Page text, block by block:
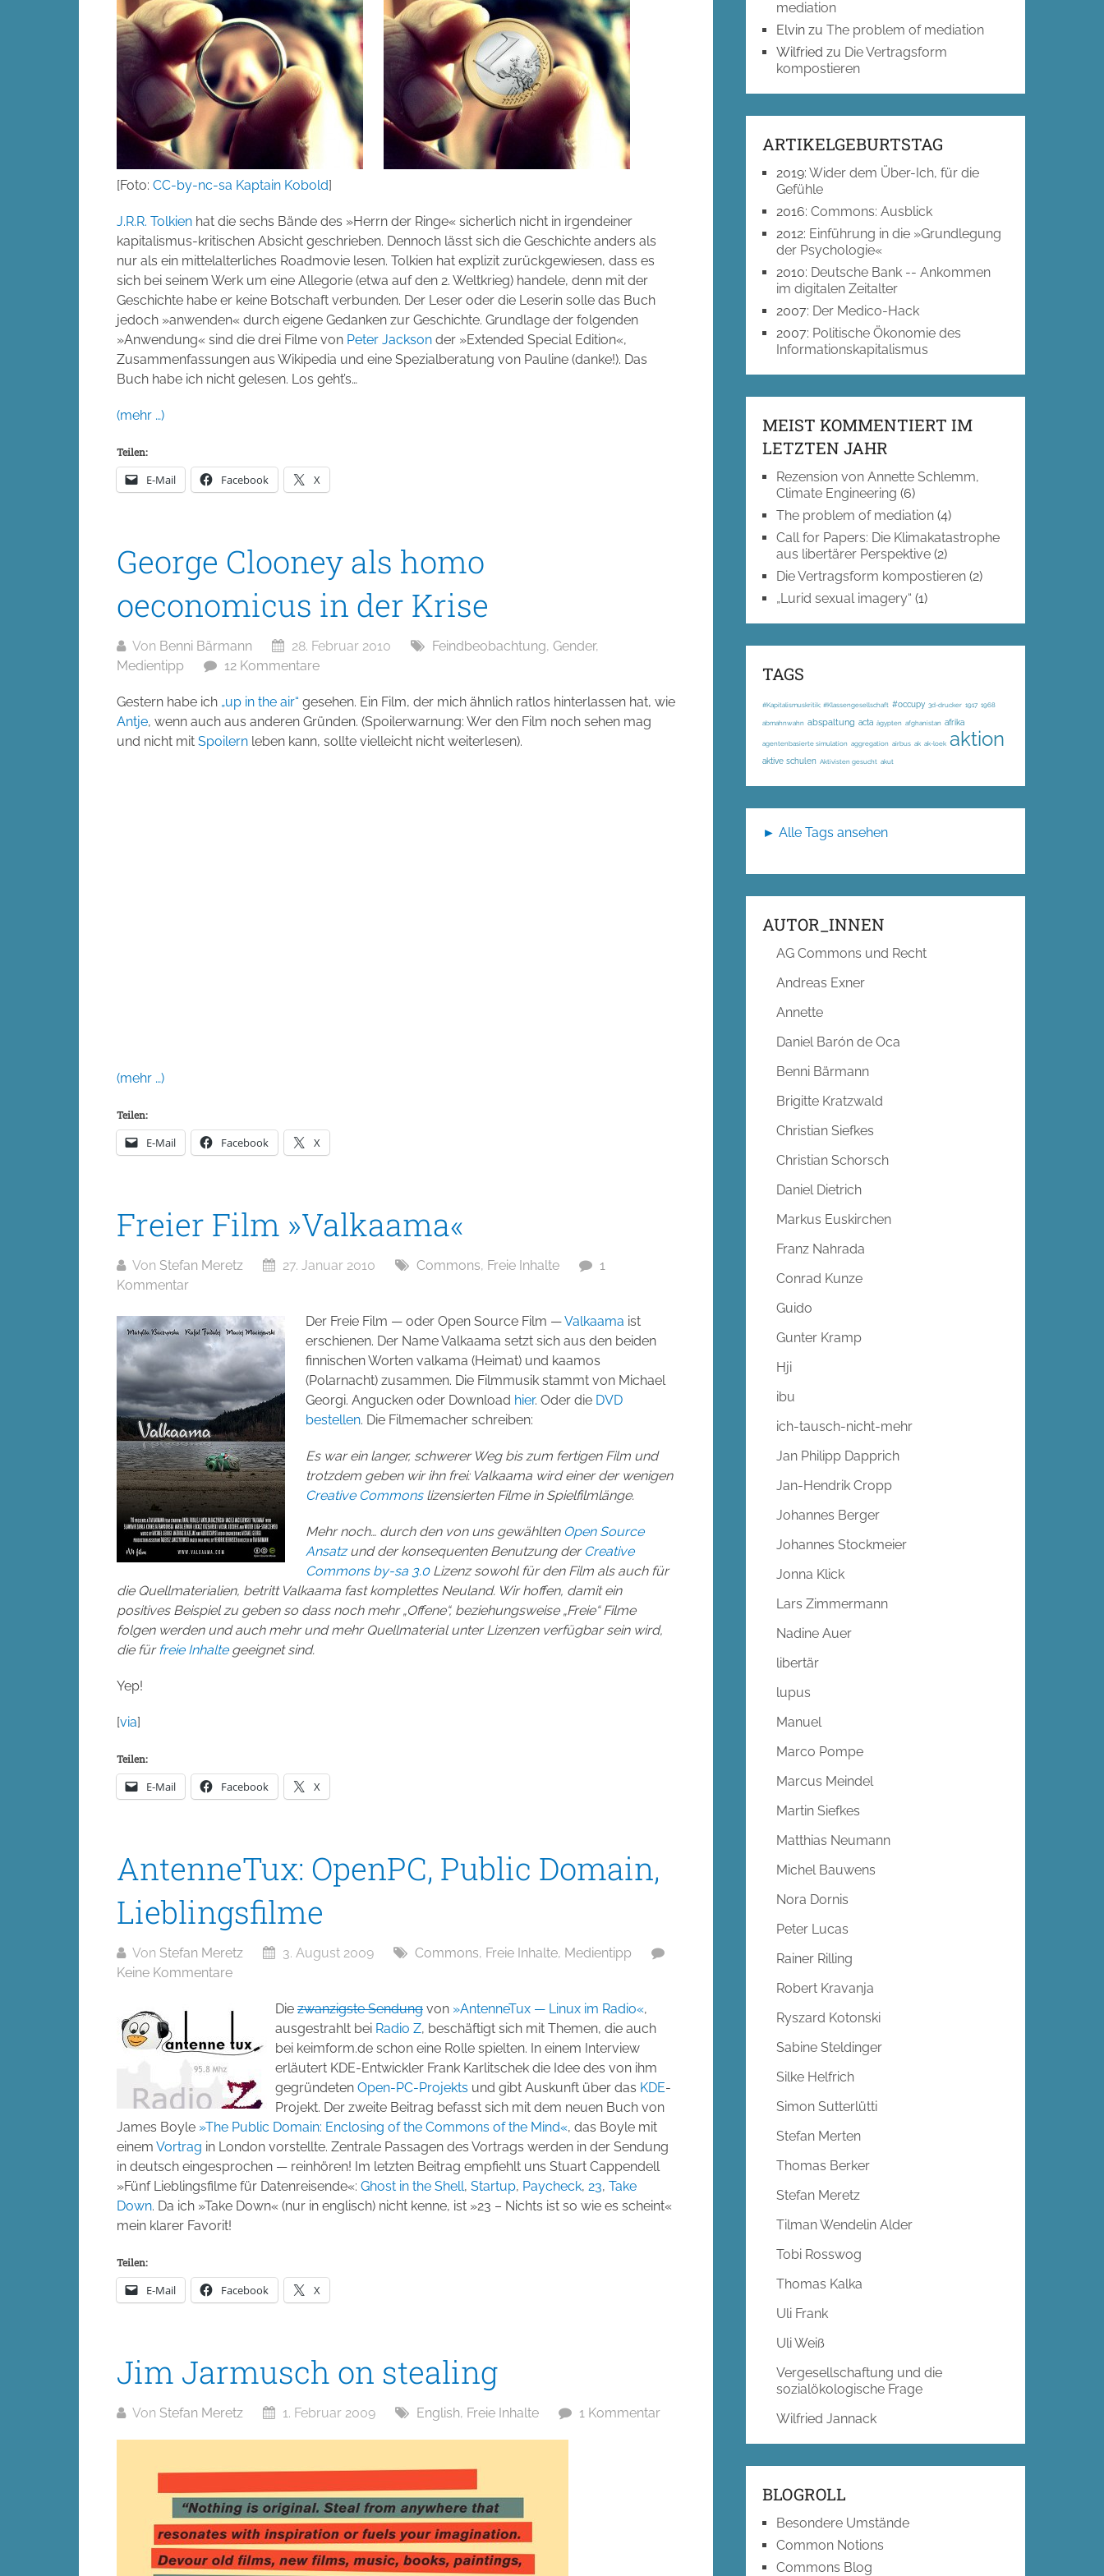
[Foto: CC-by-nc-sa Kaptain Kobold]
J.R.R. Tolkien hat die sechs Bände des »Herrn der Ringe« sicherlich nicht in irgendeiner
kapitalismus-kritischen Absicht geschrieben. Dennoch lässt sich die Geschichte anders als
nur als ein mittelalterliches Roadmovie lesen. Tolkien hat explizit zurückgewiesen, dass es
sich bei seinem Werk um eine Allegorie (etwa auf den 2. Weltkrieg) handele, denn mit der
Geschichte habe er keine Botschaft verbunden. Der Leser oder die Leserin solle das Buch
jedoch »anwenden« durch eigene Gedanken zur Geschichte. Grundlage der folgenden
»Anwendung« sind die drei Filme von Peter Jackson der »Extended Special Edition«,
Zusammenfassungen aus Wikipedia und eine Spezialberatung von Pauline (danke!). Das
Buch habe ich nicht gelesen. Los geht’s…
(mehr …)
Teilen:
E-Mail Facebook X
George Clooney als homo
oeconomicus in der Krise
Von Benni Bärmann 28. Februar 2010 Feindbeobachtung, Gender,
Medientipp
12 Kommentare
Gestern habe ich „up in the air“ gesehen. Ein Film, der mich ähnlich ratlos hinterlassen hat, wie
Antje, wenn auch aus anderen Gründen. (Spoilerwarnung: Wer den Film noch sehen mag
und nicht mit Spoilern leben kann, sollte vielleicht nicht weiterlesen).
(mehr …)
Teilen:
E-Mail Facebook X
Freier Film »Valkaama«
Von Stefan Meretz 27. Januar 2010 Commons, Freie Inhalte
1
Kommentar
Der Freie Film — oder Open Source Film —Valkaama ist
erschienen. Der Name Valkaama setzt sich aus den beiden
finnischen Worten valkama (Heimat) und kaamos
(Polarnacht) zusammen. Die Filmmusik stammt von Michael
Georgi. Angucken oder Download hier. Oder die DVD
bestellen. Die Filmemacher schreiben:
Es war ein langer, schwerer Weg bis zum fertigen Film und
trotzdem geben wir ihn frei: Valkaama wird einer der wenigen
Creative Commonslizensierten Filme in Spielfilmlänge.
Mehr noch… durch den von uns gewählten Open Source
Ansatzund der konsequenten Benutzung der Creative
Commons by-sa 3.0Lizenz sowohl für den Film als auch für
die Quellmaterialien, betritt Valkaama fast komplettes Neuland. Wir hoffen, damit ein
positives Beispiel zu geben so dass noch mehr „Offene“, beziehungsweise „Freie“ Filme
folgen werden und auch mehr und mehr Quellmaterial unter Lizenzen verfügbar sein wird,
die für freie Inhaltegeeignet sind.
Yep!
[via]
Teilen:
E-Mail Facebook X
AntenneTux: OpenPC, Public Domain,
Lieblingsfilme
Von Stefan Meretz 3. August 2009 Commons, Freie Inhalte, Medientipp
Keine Kommentare
Die zwanzigste Sendung von »AntenneTux — Linux im Radio«,
ausgestrahlt bei Radio Z, beschäftigt sich mit Themen, die auch
bei keimform.de schon eine Rolle spielten. In einem Interview
erläutert KDE-Entwickler Frank Karlitschek die Idee des von ihm
gegründeten Open-PC-Projekts und gibt Auskunft über das KDE-
Projekt. Der zweite Beitrag befasst sich mit dem neuen Buch von
James Boyle »The Public Domain: Enclosing of the Commons of the Mind«, das Boyle mit
einem Vortrag in London vorstellte. Zentrale Passagen des Vortrags werden in der Sendung
in deutsch eingesprochen — reinhören! Im letzten Beitrag empfiehlt uns Stuart Cappendell
»Fünf Lieblingsfilme für Datenreisende«: Ghost in the Shell, Startup, Paycheck, 23, Take
Down. Da ich »Take Down« (nur in englisch) nicht kenne, ist »23 – Nichts ist so wie es scheint«
mein klarer Favorit!
Teilen:
E-Mail Facebook X
Jim Jarmusch on stealing
Von Stefan Meretz 1. Februar 2009 English, Freie Inhalte 1 Kommentar
mediation
Elvin zuThe problem of mediation
Wilfried zu Die Vertragsform
kompostieren
ARTIKELGEBURTSTAG
2019:Wider dem Über-Ich, für die
Gefühle
2016:Commons: Ausblick
2012: Einführung in die »Grundlegung
der Psychologie«
2010: Deutsche Bank -- Ankommen
im digitalen Zeitalter
2007: Der Medico-Hack
2007: Politische Ökonomie des
Informationskapitalismus
MEIST KOMMENTIERT IM
LETZTEN JAHR
Rezension von Annette Schlemm,
Climate Engineering (6)
The problem of mediation (4)
Call for Papers: Die Klimakatastrophe
aus libertärer Perspektive (2)
Die Vertragsform kompostieren (2)
„Lurid sexual imagery“ (1)
TAGS
#Kapitalismuskritik; #Klassengesellschaft #occupy 3d-drucker 1917 1968
abmahnwahn abspaltung acta ägypten afghanistan afrika
agentenbasierte simulation aggregation airbus ak ak-loek aktion
aktive schulen Aktivisten gesucht akut
► Alle Tags ansehen
AUTOR_INNEN
AG Commons und Recht
Andreas Exner
Annette
Daniel Barón de Oca
Benni Bärmann
Brigitte Kratzwald
Christian Siefkes
Christian Schorsch
Daniel Dietrich
Markus Euskirchen
Franz Nahrada
Conrad Kunze
Guido
Gunter Kramp
Hji
ibu
ich-tausch-nicht-mehr
Jan Philipp Dapprich
Jan-Hendrik Cropp
Johannes Berger
Johannes Stockmeier
Jonna Klick
Lars Zimmermann
Nadine Auer
libertär
lupus
Manuel
Marco Pompe
Marcus Meindel
Martin Siefkes
Matthias Neumann
Michel Bauwens
Nora Dornis
Peter Lucas
Rainer Rilling
Robert Kravanja
Ryszard Kotonski
Sabine Steldinger
Silke Helfrich
Simon Sutterlütti
Stefan Merten
Thomas Berker
Stefan Meretz
Tilman Wendelin Alder
Tobi Rosswog
Thomas Kalka
Uli Frank
Uli Weiß
Vergesellschaftung und die
sozialökologische Frage
Wilfried Jannack
BLOGROLL
Besondere Umstände
Common Notions
Commons Blog